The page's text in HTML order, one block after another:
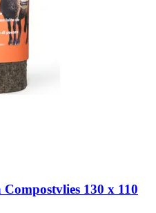
Compostvlies 130 x 110